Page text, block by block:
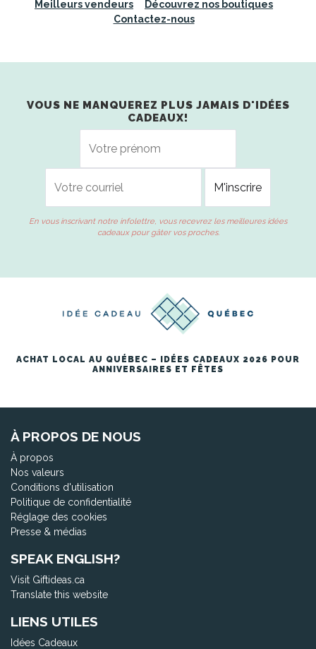
Meilleurs vendeurs
Découvrez nos boutiques
Contactez-nous
VOUS NE MANQUEREZ PLUS JAMAIS D'IDÉES
CADEAUX!
En vous inscrivant notre infolettre, vous recevrez les meilleures idées
cadeaux pour gâter vos proches.
ACHAT LOCAL AU QUÉBEC – IDÉES CADEAUX 2026 POUR
ANNIVERSAIRES ET FÊTES
À PROPOS DE NOUS
À propos
Nos valeurs
Conditions d'utilisation
Politique de confidentialité
Réglage des cookies
Presse & médias
SPEAK ENGLISH?
Visit Giftideas.ca
Translate this website
LIENS UTILES
Idées Cadeaux